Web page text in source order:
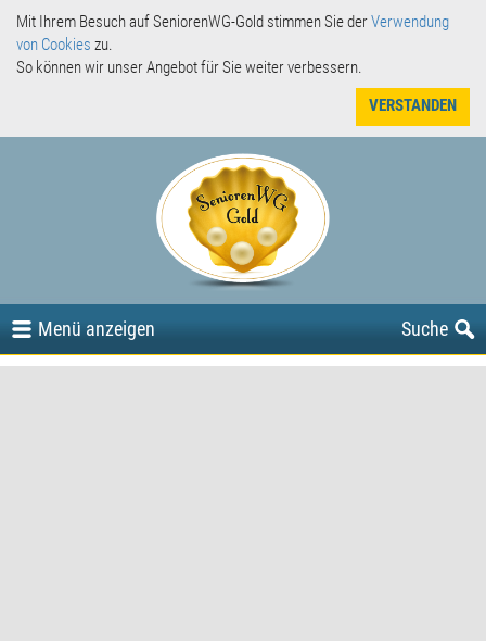
Mit Ihrem Besuch auf SeniorenWG-Gold stimmen Sie derVerwendung
von Cookies zu.
So können wir unser Angebot für Sie weiter verbessern.
VERSTANDEN
Menü anzeigen Suche